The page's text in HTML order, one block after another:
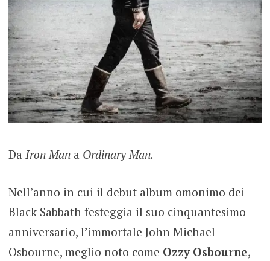
Da Iron Man a Ordinary Man.
Nell’anno in cui il debut album omonimo dei
Black Sabbath festeggia il suo cinquantesimo
anniversario, l’immortale John Michael
Osbourne, meglio noto come Ozzy Osbourne,